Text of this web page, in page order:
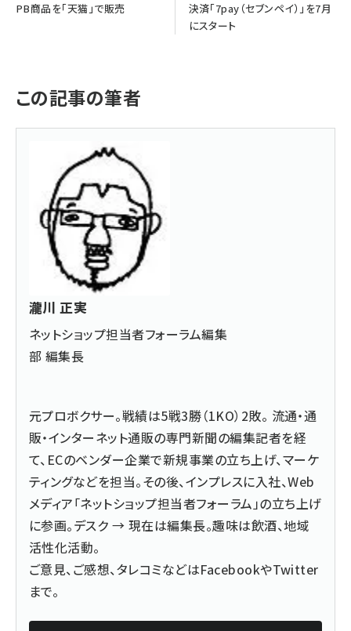
PB商品を「天猫」で販売
決済「7pay（セブンペイ）」を7月
にスタート
この記事の筆者
瀧川 正実
ネットショップ担当者フォーラム編集
部 編集長
元プロボクサー。戦績は5戦3勝（1KO）2敗。 流通・通
販・インターネット通販の専門新聞の編集記者を経
て、ECのベンダー企業で新規事業の立ち上げ、マーケ
ティングなどを担当。その後、インプレスに入社、Web
メディア「ネットショップ担当者フォーラム」の立ち上げ
に参画。デスク → 現在は編集長。趣味は飲酒、地域
活性化活動。
ご意見、ご感想、タレコミなどはFacebookやTwitter
まで。